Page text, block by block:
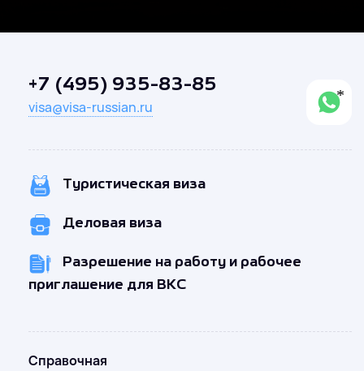
+7 (495) 935-83-85
visa@visa-russian.ru
Туристическая виза
Деловая виза
Разрешение на работу и рабочее
приглашение для ВКС
Справочная